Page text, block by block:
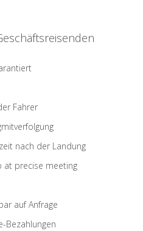
Fahrer
nach der Landung
at precise meeting
auf Anfrage
Bezahlungen